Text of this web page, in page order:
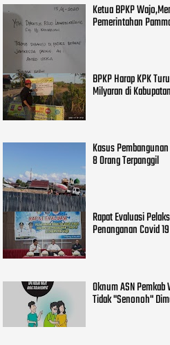
Ketua BPKP
Pemerintahan
BPKP Harap KPK
Milyaran di
Kasus
8 Orang Terpanggil
Rapat Evaluasi
Penanganan Covid
Oknum ASN
Tidak "Senonoh"